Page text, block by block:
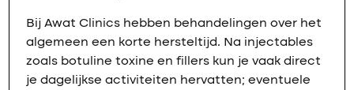
Bij Awat Clinics hebben behandelingen over het
algemeen een korte hersteltijd. Na injectables
zoals botuline toxine en fillers kun je vaak direct
je dagelijkse activiteiten hervatten; eventuele